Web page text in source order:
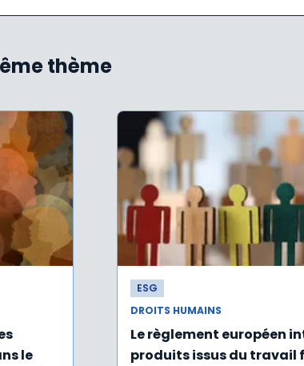
thème
le
ESG
DROITS HUMAINS
Le règlement européen
produits issus du travail